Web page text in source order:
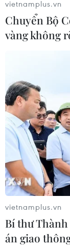
vietnamplus.vn
Chuyển Bộ
vàng không
vietnamplus.vn
Bí thư
án giao